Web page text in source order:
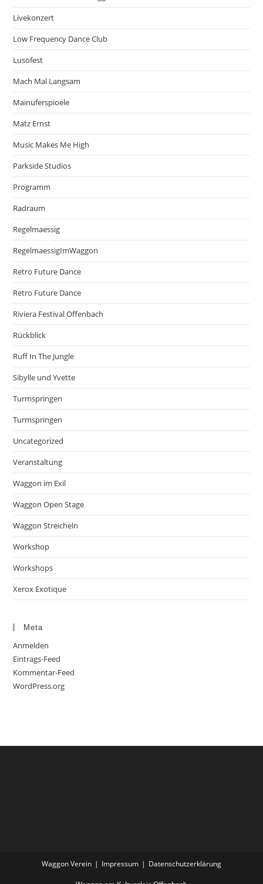
Livekonzert
Low Frequency Dance Club
Lusofest
Mach Mal Langsam
Mainuferspioele
Matz Ernst
Music Makes Me High
Parkside Studios
Programm
Radraum
Regelmaessig
RegelmaessigImWaggon
Retro Future Dance
Retro Future Dance
Riviera Festival Offenbach
Rückblick
Ruff In The Jungle
Sibylle und Yvette
Turmspringen
Turmspringen
Uncategorized
Veranstaltung
Waggon im Exil
Waggon Open Stage
Waggon Streicheln
Workshop
Workshops
Xerox Exotique
Meta
Anmelden
Eintrags-Feed
Kommentar-Feed
WordPress.org
Waggon Verein Impressum Datenschutzerklärung